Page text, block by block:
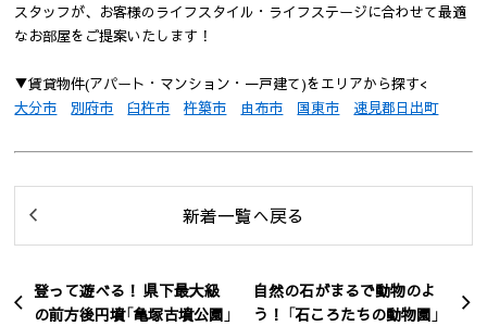
スタッフが、お客様のライフスタイル・ライフステージに合わせて最適
なお部屋をご提案いたします！
▼賃貸物件(アパート・マンション・一戸建て)をエリアから探す<
大分市
別府市 臼杵市 杵築市 由布市 国東市 速見郡日出町
新着一覧へ戻る
登って遊べる！ 県下最大級
の前方後円墳「亀塚古墳公園」
自然の石がまるで動物のよ
う！ 「石ころたちの動物園」